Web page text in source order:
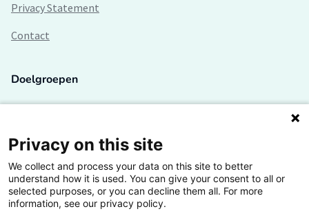
Privacy Statement
Contact
Doelgroepen
Lectoren en onderzoekers
Bedrijven
Hogescholen
Privacy on this site
We collect and process your data on this site to better
understand how it is used. You can give your consent to all or
selected purposes, or you can decline them all. For more
information, see our privacy policy.